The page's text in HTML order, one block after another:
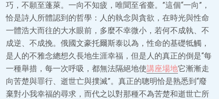
巧，不願至蓬萊。一向不知疲，唯聞至省臺。”這個“一向”，
恰是詩人所體認到的哲學：人的執念與貪欲，在時光與性命
一體浩大而往的大水眼前，多麼不幸微小，若何不成執、不
成逆、不成挽。俄國文豪托爾斯泰以為，性命的基礎牴觸，
是人的不雅念總想久長地生涯幸福，但是人的真正的倒是“每
一種舉措，每一次呼吸，都無法隔絕地使講座場地它漸漸走
向苦楚與罪行、逝世亡與撲滅”。真正的聰明恰是熟悉到“廢
棄對小我幸福的尋求，而代之以對那種不為苦楚和逝世亡所